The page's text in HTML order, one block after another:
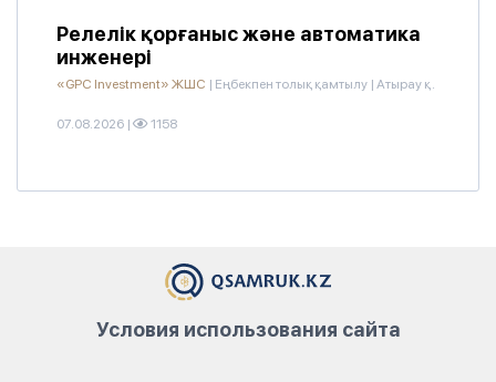
Релелік қорғаныс және автоматика
инженері
«GPC Investment» ЖШС | Еңбекпен толық қамтылу | Атырау қ.
07.08.2026 | 1158
Условия использования сайта